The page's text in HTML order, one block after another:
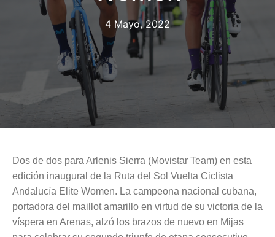
4 Mayo, 2022
Dos de dos para Arlenis Sierra (Movistar Team) en esta
edición inaugural de la Ruta del Sol Vuelta Ciclista
Andalucía Elite Women. La campeona nacional cubana,
portadora del maillot amarillo en virtud de su victoria de la
víspera en Arenas, alzó los brazos de nuevo en Mijas